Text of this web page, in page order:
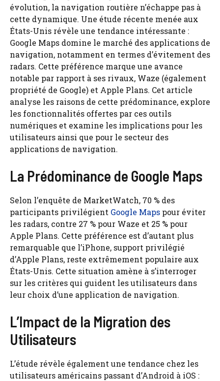
évolution, la navigation routière n’échappe pas à
cette dynamique. Une étude récente menée aux
États-Unis révèle une tendance intéressante :
Google Maps domine le marché des applications de
navigation, notamment en termes d’évitement des
radars. Cette préférence marque une avance
notable par rapport à ses rivaux, Waze (également
propriété de Google) et Apple Plans. Cet article
analyse les raisons de cette prédominance, explore
les fonctionnalités offertes par ces outils
numériques et examine les implications pour les
utilisateurs ainsi que pour le secteur des
applications de navigation.
La Prédominance de Google Maps
Selon l’enquête de MarketWatch, 70 % des
participants privilégient Google Maps pour éviter
les radars, contre 27 % pour Waze et 25 % pour
Apple Plans. Cette préférence est d’autant plus
remarquable que l’iPhone, support privilégié
d’Apple Plans, reste extrêmement populaire aux
États-Unis. Cette situation amène à s’interroger
sur les critères qui guident les utilisateurs dans
leur choix d’une application de navigation.
L’Impact de la Migration des
Utilisateurs
L’étude révèle également une tendance chez les
utilisateurs américains passant d’Android à iOS :